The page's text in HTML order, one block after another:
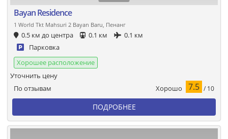
Bayan Residence
1 World Tkt Mahsuri 2 Bayan Baru, Пенанг
0.5 км до центра 0.1 км
0.1 км
Парковка
Хорошее расположение
По отзывам Хорошо 7.5 / 10
Уточнить цену
ПОДРОБНЕЕ